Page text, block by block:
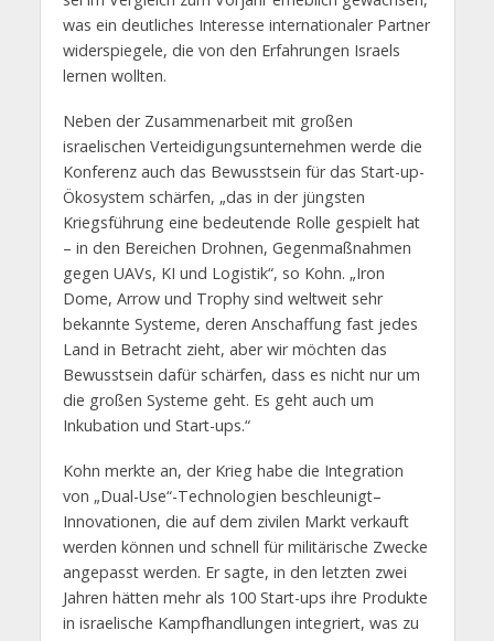
was ein deutliches Interesse internationaler Partner
widerspiegele, die von den Erfahrungen Israels
lernen wollten.
Neben der Zusammenarbeit mit großen
israelischen Verteidigungsunternehmen werde die
Konferenz auch das Bewusstsein für das Start-up-
Ökosystem schärfen, „das in der jüngsten
Kriegsführung eine bedeutende Rolle gespielt hat
– in den Bereichen Drohnen, Gegenmaßnahmen
gegen UAVs, KI und Logistik“, so Kohn. „Iron
Dome, Arrow und Trophy sind weltweit sehr
bekannte Systeme, deren Anschaffung fast jedes
Land in Betracht zieht, aber wir möchten das
Bewusstsein dafür schärfen, dass es nicht nur um
die großen Systeme geht. Es geht auch um
Inkubation und Start-ups.“
Kohn merkte an, der Krieg habe die Integration
von „Dual-Use“-Technologien beschleunigt–
Innovationen, die auf dem zivilen Markt verkauft
werden können und schnell für militärische Zwecke
angepasst werden. Er sagte, in den letzten zwei
Jahren hätten mehr als 100 Start-ups ihre Produkte
in israelische Kampfhandlungen integriert, was zu